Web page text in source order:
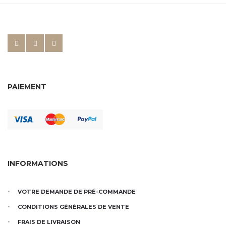
PAIEMENT
INFORMATIONS
VOTRE DEMANDE DE PRÉ-COMMANDE
CONDITIONS GÉNÉRALES DE VENTE
FRAIS DE LIVRAISON